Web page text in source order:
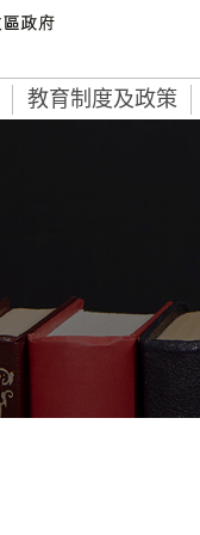
教育制度及政策